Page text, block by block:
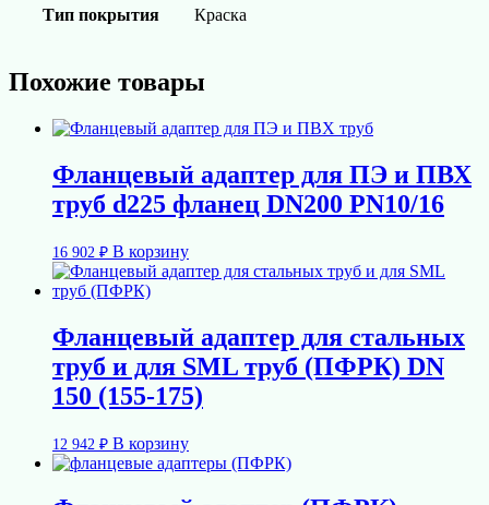
Тип покрытия Краска
Похожие товары
Фланцевый адаптер для ПЭ и ПВХ
труб d225 фланец DN200 PN10/16
16 902 ₽ В корзину
Фланцевый адаптер для стальных
труб и для SML труб (ПФРК) DN
150 (155-175)
12 942 ₽ В корзину